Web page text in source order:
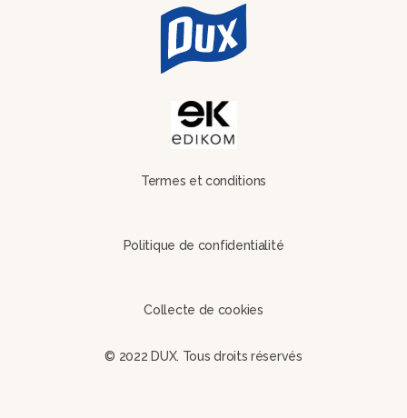
Termes et conditions
Politique de confidentialité
Collecte de cookies
© 2022 DUX. Tous droits réservés